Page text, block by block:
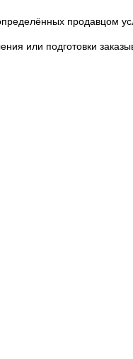
продавцом
или подготовки